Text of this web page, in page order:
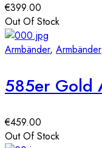
€399.00
Out Of Stock
Armbänder, Armbänder
€459.00
Out Of Stock